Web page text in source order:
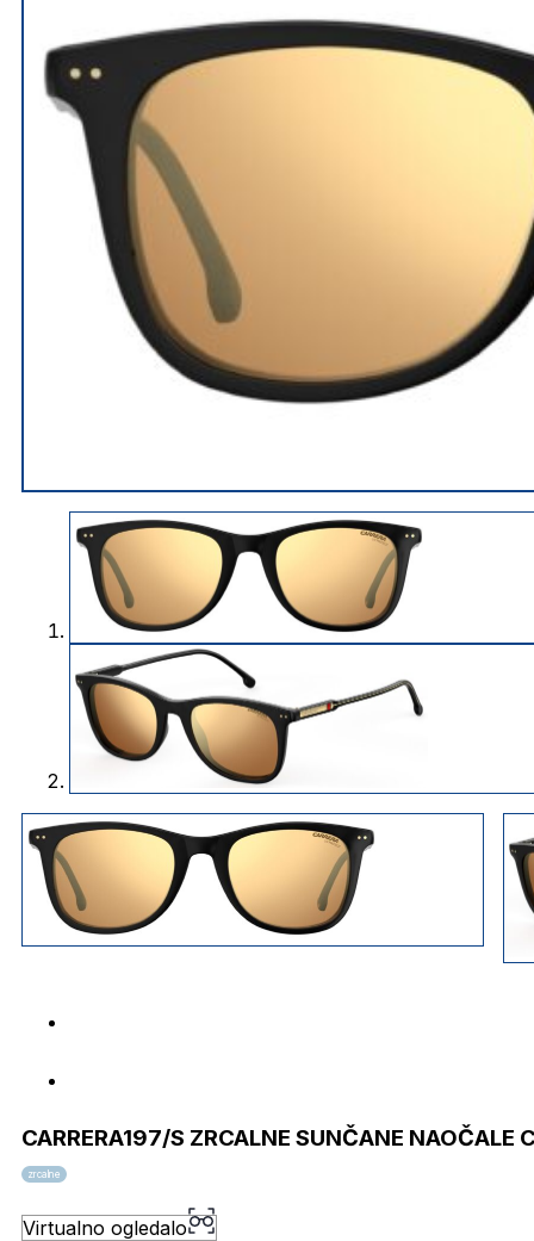
CARRERA197/S ZRCALNE SUNČANE NAOČALE
zrcalne
Virtualno ogledalo